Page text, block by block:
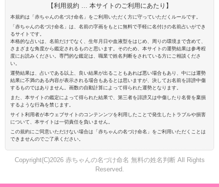
【利用規約 … 本サイトのご利用にあたり】
本規約は「赤ちゃんの名づけ命名」をご利用いただく方に守っていただくルールです。
「赤ちゃんの名づけ命名」は、名前の字画をもとに無料で手軽に名付けの名前占いができ
るサイトです。
本格的な占いは、名前だけでなく、生年月日や血液型をはじめ、周りの環境まで含めて、
さまざまな角度から鑑定されるものと思います。そのため、本サイトの運勢結果は参考程
度にお読みください。専門的な鑑定は、職業で姓名判断をされている方にご相談くださ
い。
運勢結果は、占いである以上、良い結果が出ることもあれば悪い場合もあり、中には運勢
結果に不満のある内容が表示される場合もあるとは思いますが、決してお名前を誹謗中傷
するものではありません。画数の自動計算によって得られた運勢となります。
また、本サイトの鑑定によって得られた結果で、第三者を誹謗又は中傷したり名誉を棄損
するような行為を禁じます。
サイト利用者が本ウェブサイトのコンテンンツを利用したことで発生したトラブルや損害
について、本サイトは一切責任を負いません。
この規約にご同意いただけない場合は「赤ちゃんの名づけ命名」をご利用いただくことは
できませんのでご了承ください。
Copyright(C)2026 赤ちゃんの名づけ命名 無料の姓名判断 All Rights
Reserved.